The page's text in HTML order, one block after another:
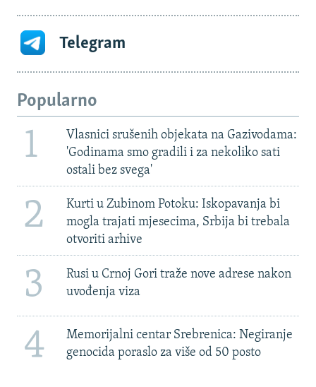
Telegram
Popularno
1
Vlasnici srušenih objekata na Gazivodama:
'Godinama smo gradili i za nekoliko sati
ostali bez svega'
2
Kurti u Zubinom Potoku: Iskopavanja bi
mogla trajati mjesecima, Srbija bi trebala
otvoriti arhive
3
Rusi u Crnoj Gori traže nove adrese nakon
uvođenja viza
4
Memorijalni centar Srebrenica: Negiranje
genocida poraslo za više od 50 posto